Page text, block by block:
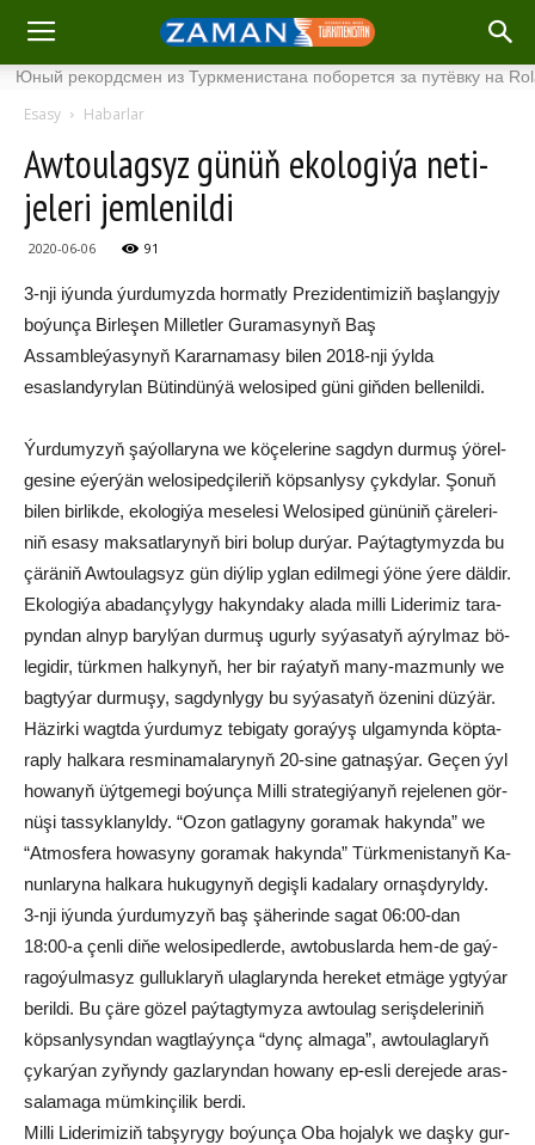
рекордсмен из Туркменистана поборется за путёвку на Roland
Esasy Habarlar
Aw­tou­lag­syz gü­nüň eko­lo­gi­ýa ne­ti­
je­le­ri jem­le­nil­di
2020-06-06 91
3-nji iýunda ýurdumyzda hormatly Prezidentimiziň başlangyjy
boýunça Birleşen Milletler Guramasynyň Baş
Assambleýasynyň Kararnamasy bilen 2018-nji ýylda
esaslandyrylan Bütindünýä welosiped güni giňden bellenildi.
Ýur­du­my­zyň şa­ýol­la­ry­na we kö­çe­le­ri­ne sag­dyn dur­muş ýö­rel­
ge­si­ne eýer­ýän we­lo­si­ped­çi­le­riň köp­san­ly­sy çyk­dy­lar. Şo­nuň
bi­len bir­lik­de, eko­lo­gi­ýa me­se­le­si We­lo­si­ped gü­nü­niň çä­re­le­ri­
niň esa­sy mak­sat­la­ry­nyň bi­ri bo­lup dur­ýar. Paý­tag­ty­myz­da bu
çä­rä­niň Aw­tou­lag­syz gün diý­lip yg­lan edil­me­gi ýö­ne ýe­re däl­dir.
Eko­lo­gi­ýa aba­dan­çy­ly­gy ha­kyn­da­ky ala­da mil­li Li­de­ri­miz ta­ra­
pyn­dan al­nyp ba­ryl­ýan dur­muş ugur­ly sy­ýa­sa­tyň aý­ryl­maz bö­
le­gi­dir, türk­men hal­ky­nyň, her bir ra­ýa­tyň ma­ny-maz­mun­ly we
bag­ty­ýar dur­mu­şy, sag­dyn­ly­gy bu sy­ýa­sa­tyň öze­ni­ni düz­ýär.
Hä­zir­ki wagt­da ýur­du­myz te­bi­ga­ty go­ra­ýyş ul­ga­myn­da köp­ta­
rap­ly hal­ka­ra res­mi­na­ma­la­ry­nyň 20-si­ne gat­naş­ýar. Ge­çen ýyl
ho­wa­nyň üýt­ge­me­gi bo­ýun­ça Mil­li stra­te­gi­ýa­nyň re­je­le­nen gör­
nü­şi tas­syk­la­nyl­dy. “Ozon gat­la­gy­ny go­ra­mak ha­kyn­da” we
“At­mos­fe­ra ho­wa­sy­ny go­ra­mak ha­kyn­da” Türk­me­nis­ta­nyň Ka­
nun­la­ry­na hal­ka­ra hu­ku­gy­nyň de­giş­li ka­da­la­ry or­naş­dy­ryl­dy.
3-nji iýun­da ýur­du­my­zyň baş şä­he­rin­de sa­gat 06:00-dan
18:00-a çen­li di­ňe we­lo­si­ped­ler­de, aw­to­bus­lar­da hem-de gaý­
ra­go­ýul­ma­syz gul­luk­la­ryň ulag­la­ryn­da he­re­ket et­mä­ge yg­ty­ýar
be­ril­di. Bu çä­re gö­zel paý­tag­ty­my­za aw­tou­lag se­riş­de­le­ri­niň
köp­san­ly­syn­dan wagt­la­ýyn­ça “dynç al­ma­ga”, aw­tou­lag­la­ryň
çy­kar­ýan zy­ňyn­dy gaz­la­ryn­dan ho­wa­ny ep-es­li de­re­je­de aras­
sa­la­ma­ga müm­kin­çi­lik ber­di.
Mil­li Li­de­ri­mi­ziň tab­şy­ry­gy bo­ýun­ça Oba ho­ja­lyk we daş­ky gur­